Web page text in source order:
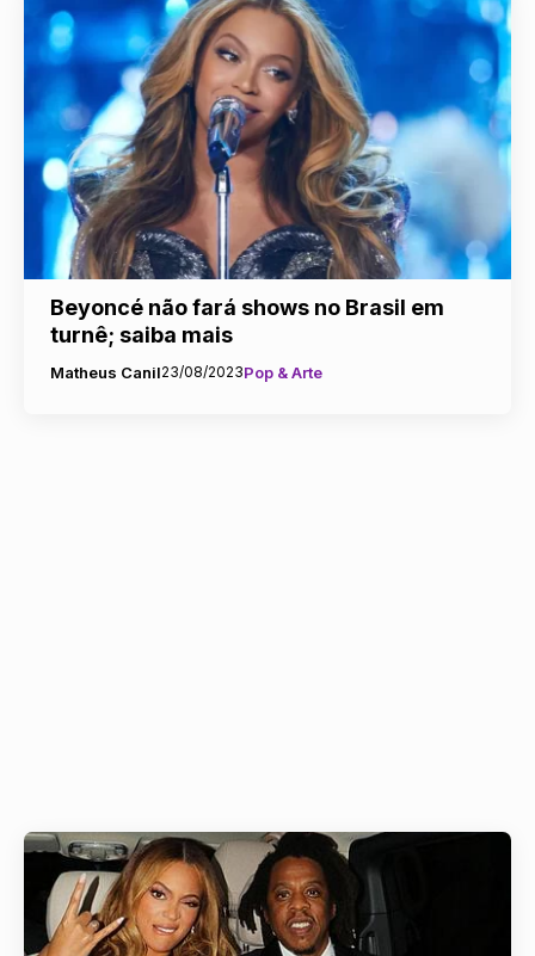
Beyoncé não fará shows no Brasil em
turnê; saiba mais
Matheus Canil23/08/2023Pop & Arte